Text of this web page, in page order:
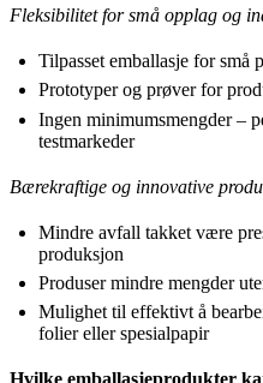
Fleksibilitet for små opplag og
Tilpasset emballasje for små
Prototyper og prøver for
Ingen minimumsmengder –
testmarkeder
Bærekraftige og innovative
Mindre avfall takket være
produksjon
Produser mindre mengder
Mulighet til effektivt å
folier eller spesialpapir